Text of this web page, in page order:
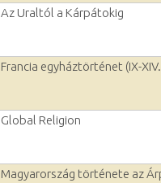
Az Uraltól a Kárpátokig
Francia egyháztörténet (IX-
Global Religion
Magyarország története az